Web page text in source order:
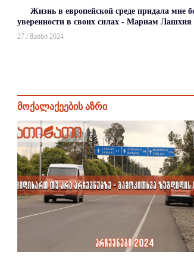
Жизнь в европейской среде придала мне
уверенности в своих силах - Мариам Лашхия
27 / მაისი 2024
მოქალაქეების აზრი